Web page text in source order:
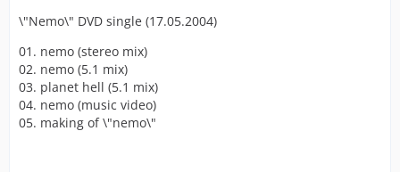
\"Nemo\" DVD single (17.05.2004)
01. nemo (stereo mix)
02. nemo (5.1 mix)
03. planet hell (5.1 mix)
04. nemo (music video)
05. making of \"nemo\"